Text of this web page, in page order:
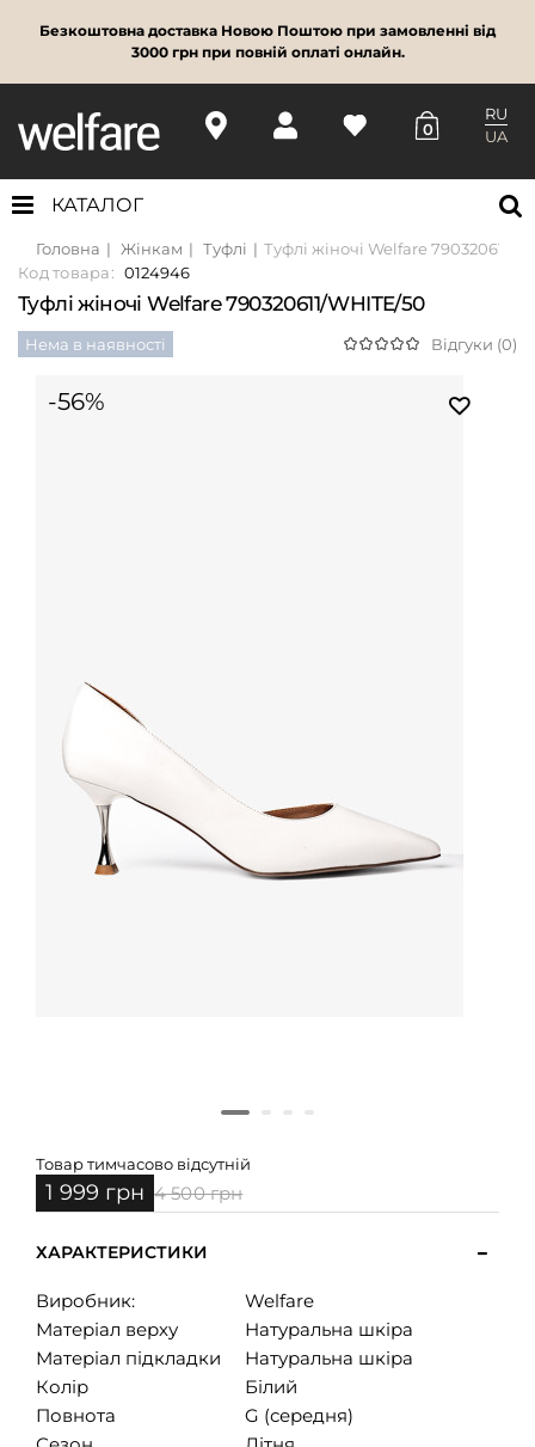
Безкоштовна доставка Новою Поштою при замовленні від
3000 грн при повній оплаті онлайн.
0
RU
UA
КАТАЛОГ
Головна Жінкам Туфлі
Туфлі жіночі Welfare 790320611/
Код товара: 0124946
Туфлі жіночі Welfare 790320611/WHITE/50
Нема в наявності Відгуки (0)
-56%
Товар тимчасово відсутній
1 999 грн 4 500 грн
ХАРАКТЕРИСТИКИ
Виробник:
Welfare
Матеріал верху
Натуральна шкіра
Матеріал підкладки
Натуральна шкіра
Колір
Білий
Повнота
G (середня)